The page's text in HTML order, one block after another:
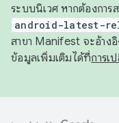
ระบบนิเวศ หากต้องการ
android-latest-
สาขา Manifest จะอ้าง
ข้อมูลเพิ่มเติมได้ที่การเ